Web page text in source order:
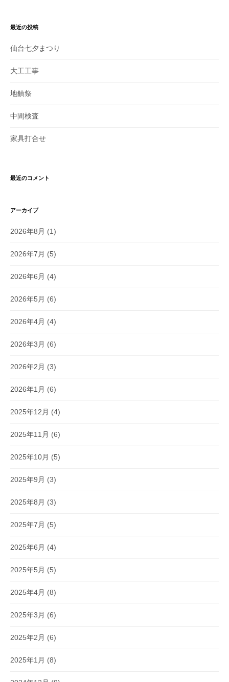
最近の投稿
仙台七夕まつり
大工工事
地鎮祭
中間検査
家具打合せ
最近のコメント
アーカイブ
2026年8月 (1)
2026年7月 (5)
2026年6月 (4)
2026年5月 (6)
2026年4月 (4)
2026年3月 (6)
2026年2月 (3)
2026年1月 (6)
2025年12月 (4)
2025年11月 (6)
2025年10月 (5)
2025年9月 (3)
2025年8月 (3)
2025年7月 (5)
2025年6月 (4)
2025年5月 (5)
2025年4月 (8)
2025年3月 (6)
2025年2月 (6)
2025年1月 (8)